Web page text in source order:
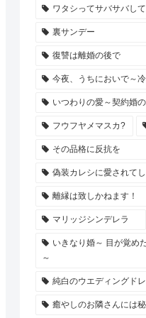
ワタシってサバサバし
裏サンデー
復讐は離婚の後で
今夜、うちにおいで～
いつわりの愛～契約婚
フウフヤメマスカ?
その品格に反抗を
偽装カレシに愛されて
離縁は致しかねます！
マリッジシンデレラ
いきなり婚～ 目が覚め
～
純白のウエディングド
癒やしのお隣さんには